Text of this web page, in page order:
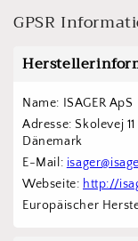
GPSR
Name: ISAGER ApS
Adresse: Skolevej
Dänemark
E-Mail:
Webseite: http://
Europäischer